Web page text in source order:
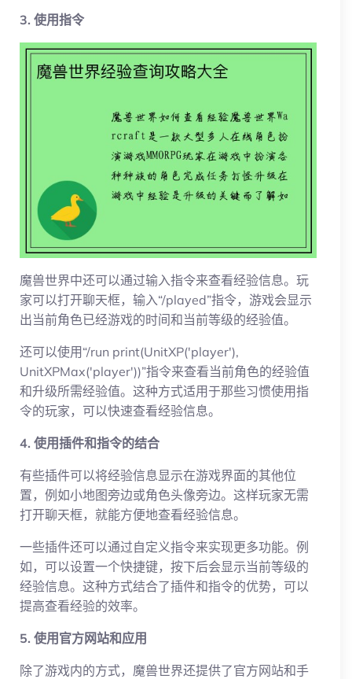
3. 使用指令
魔兽世界中还可以通过输入指令来查看经验信息。玩
家可以打开聊天框，输入“/played”指令，游戏会显示
出当前角色已经游戏的时间和当前等级的经验值。
还可以使用“/run print(UnitXP('player'),
UnitXPMax('player'))”指令来查看当前角色的经验值
和升级所需经验值。这种方式适用于那些习惯使用指
令的玩家，可以快速查看经验信息。
4. 使用插件和指令的结合
有些插件可以将经验信息显示在游戏界面的其他位
置，例如小地图旁边或角色头像旁边。这样玩家无需
打开聊天框，就能方便地查看经验信息。
一些插件还可以通过自定义指令来实现更多功能。例
如，可以设置一个快捷键，按下后会显示当前等级的
经验信息。这种方式结合了插件和指令的优势，可以
提高查看经验的效率。
5. 使用官方网站和应用
除了游戏内的方式，魔兽世界还提供了官方网站和手